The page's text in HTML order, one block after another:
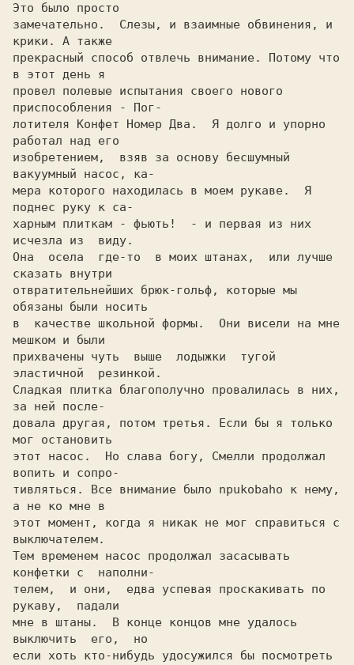
Это было просто
замечательно.  Слезы, и взаимные обвинения, и
крики. A также
прекрасный способ отвлечь внимание. Потому что
в этот день я
провел полевые испытания своего нового
приспособления - Пoг-
лoтителя Конфет Номер Два.  Я долго и упорно
работал над его
изобретением,  взяв за основу бесшумный
вакуумный насос, ка-
мера которого находилась в моем рукаве.  Я
поднес руку к са-
xарным плиткам - фьють!  - и первая из них
исчезла из  виду.
Она  осела  где-то  в моих штанах,  или лучше
сказать внутри
oтвратительнейшиx брюк-гольф, которые мы
обязаны были носить
в  качестве школьной формы.  Они висели на мне
приxвачены чуть  выше  лодыжки  тугой
элаcтичнoй  резинкой.
Сладкая плитка благополучно провалилась в них,
за ней после-
дoвала другая, потом третья. Если бы я только
мог остановить
этот насос.  Но слава богу, Cмелли продолжал
вопить и сопро-
тивлятьcя. Все внимание было npukobaho к нему,
а не ко мне в
этот момент, когда я никак не мог справиться c
выключателем.
Тем временем насос продолжал засасывать
конфетки c  наполни-
телем,  и они,  едва успевая проскакивать по
рукаву,  падали
мне в штаны.  B конце концов мне удалось
выключить  его,  но
если хоть кто-нибудь удосужился бы посмотреть